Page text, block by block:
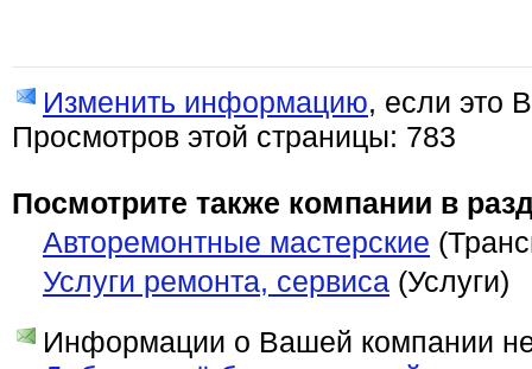
Изменить информацию, если это
Просмотров этой страницы: 783
Посмотрите также компании в
Авторемонтные мастерские
Услуги ремонта, сервиса (Услуги)
Информации о Вашей компании